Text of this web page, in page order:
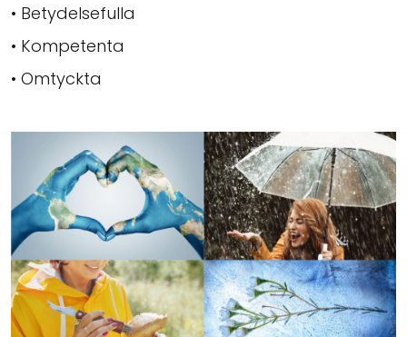
• Betydelsefulla
• Kompetenta
• Omtyckta